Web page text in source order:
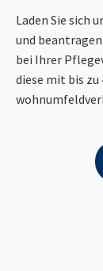
Laden Sie sich
und
bei Ihrer
diese mit bis zu